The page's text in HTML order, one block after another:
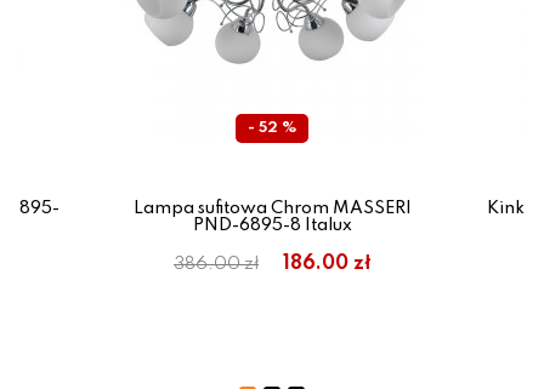
6895-
- 52 %
Lampa sufitowa Chrom MASSERI
PND-6895-8 Italux
386.00 zł 186.00 zł